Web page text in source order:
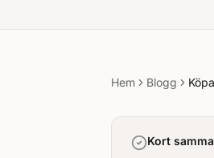
Hem Blogg
Kort